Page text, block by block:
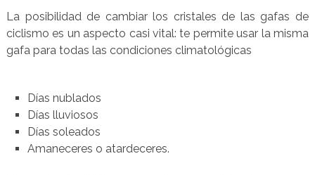
La posibilidad de cambiar los cristales de las gafas de
ciclismo es un aspecto casi vital: te permite usar la misma
gafa para todas las condiciones climatológicas
Días nublados
Días lluviosos
Días soleados
Amaneceres o atardeceres.